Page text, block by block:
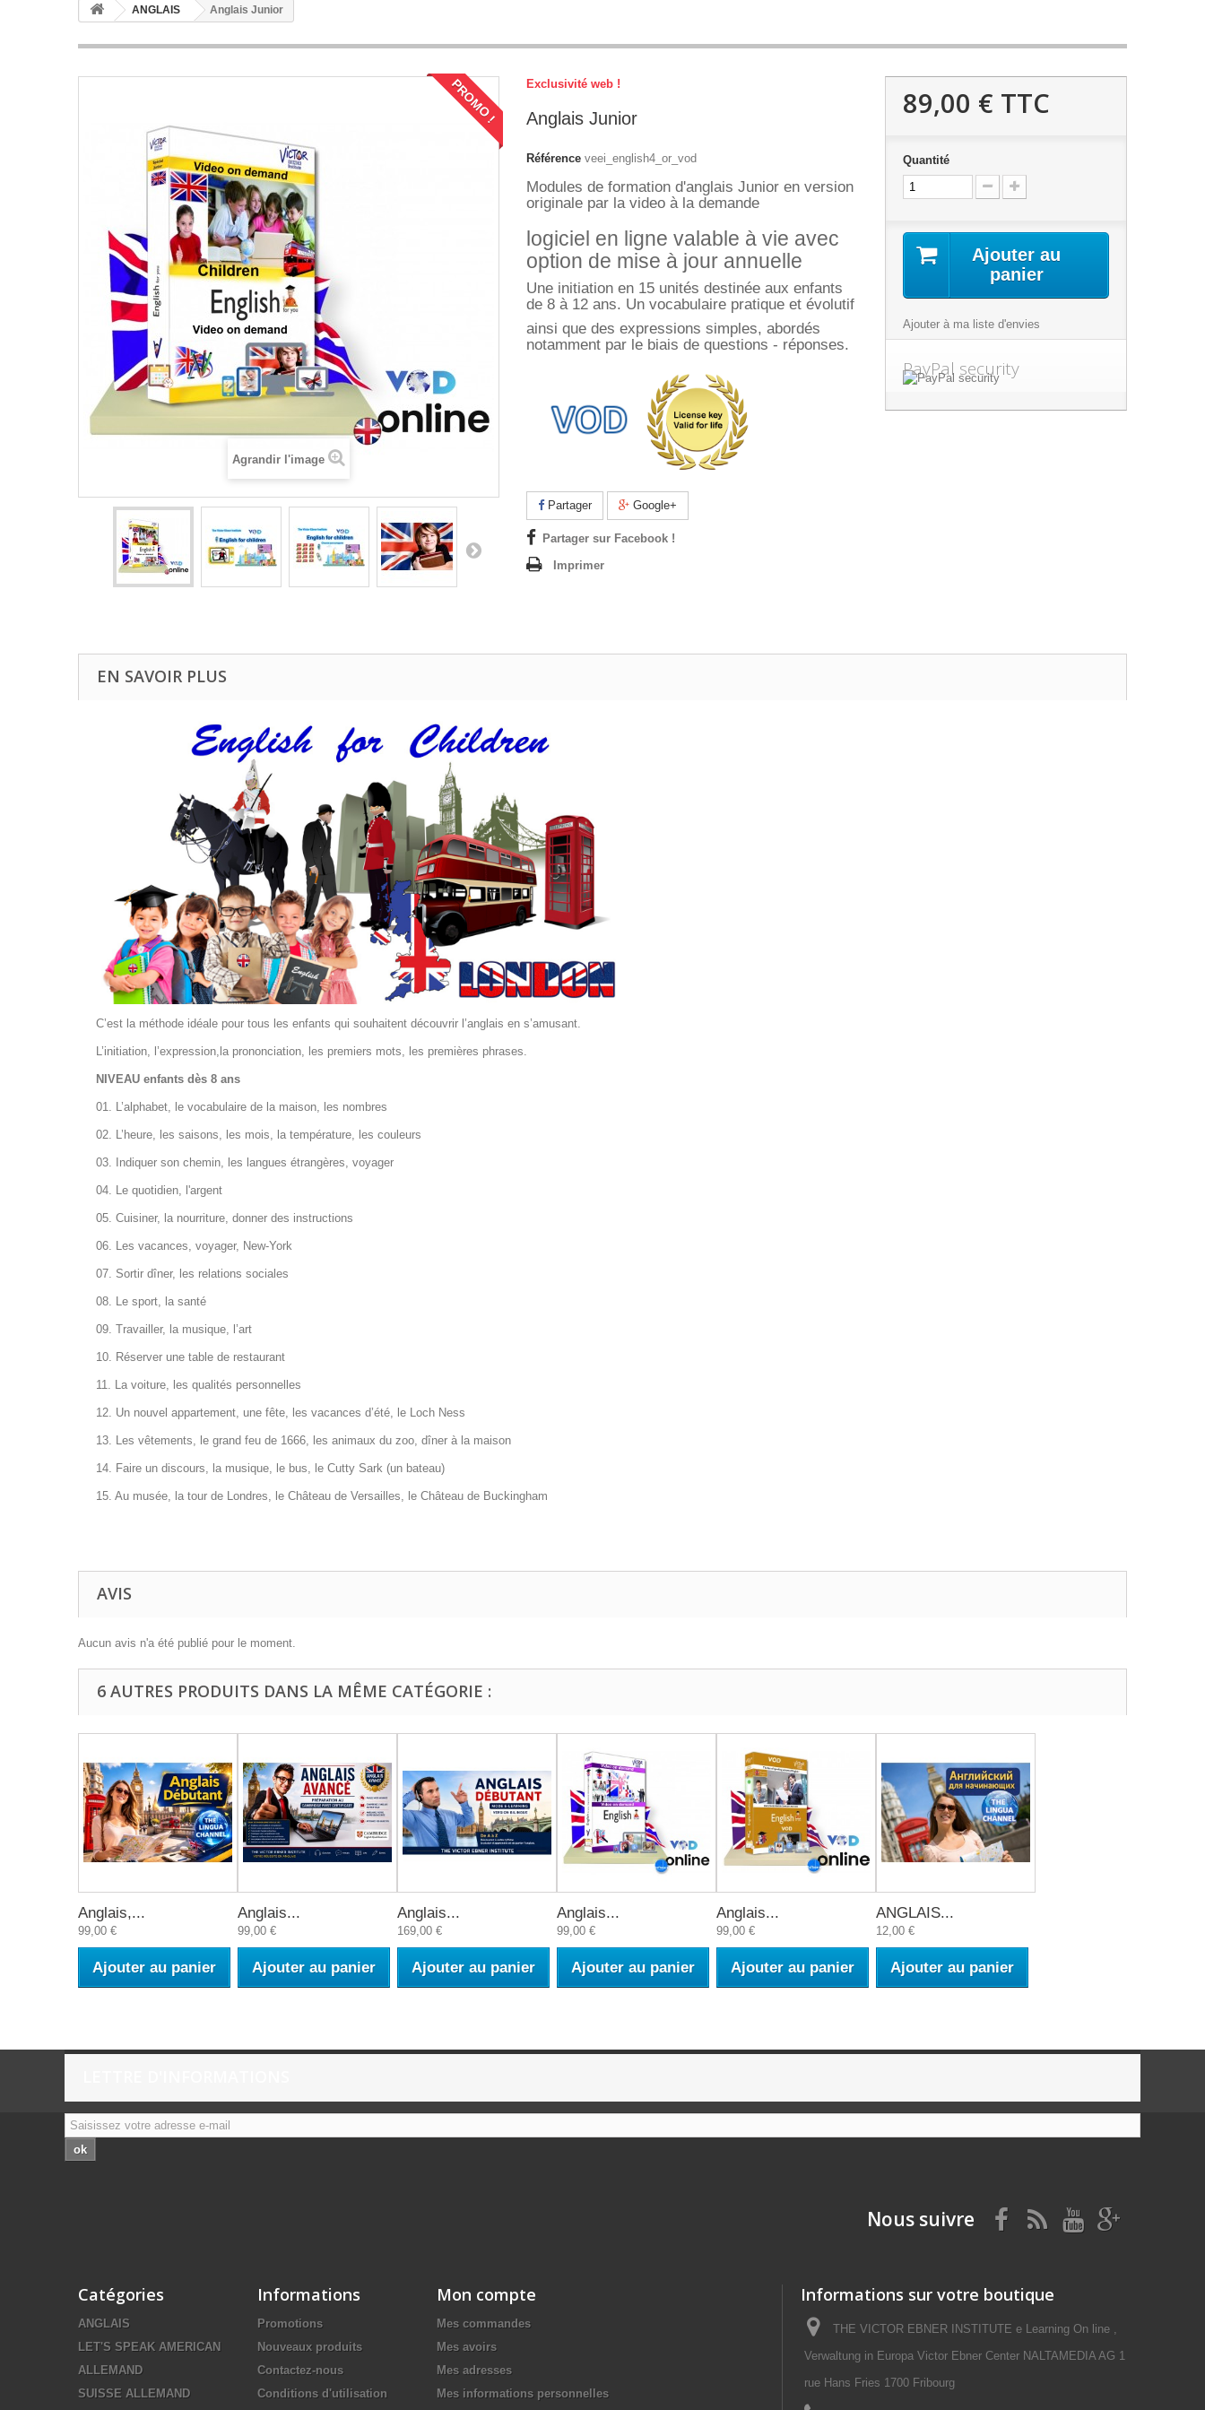
ANGLAIS Anglais Junior
PROMO !
Agrandir l'image
Exclusivité web !
Anglais Junior
Référence veei_english4_or_vod
Modules de formation d'anglais Junior en version
originale par la video à la demande
logiciel en ligne valable à vie avec
option de mise à jour annuelle
Une initiation en 15 unités destinée aux enfants
de 8 à 12 ans. Un vocabulaire pratique et évolutif
ainsi que des expressions simples, abordés
notamment par le biais de questions - réponses.
Partager Google+
Partager sur Facebook !
Imprimer
89,00 € TTC
Quantité
Ajouter au
panier
Ajouter à ma liste d'envies
PayPal security
EN SAVOIR PLUS
C’est la méthode idéale pour tous les enfants qui souhaitent découvrir l’anglais en s’amusant.
L’initiation, l’expression,la prononciation, les premiers mots, les premières phrases.
NIVEAU enfants dès 8 ans
01. L’alphabet, le vocabulaire de la maison, les nombres
02. L’heure, les saisons, les mois, la température, les couleurs
03. Indiquer son chemin, les langues étrangères, voyager
04. Le quotidien, l'argent
05. Cuisiner, la nourriture, donner des instructions
06. Les vacances, voyager, New-York
07. Sortir dîner, les relations sociales
08. Le sport, la santé
09. Travailler, la musique, l’art
10. Réserver une table de restaurant
11. La voiture, les qualités personnelles
12. Un nouvel appartement, une fête, les vacances d’été, le Loch Ness
13. Les vêtements, le grand feu de 1666, les animaux du zoo, dîner à la maison
14. Faire un discours, la musique, le bus, le Cutty Sark (un bateau)
15. Au musée, la tour de Londres, le Château de Versailles, le Château de Buckingham
AVIS
Aucun avis n'a été publié pour le moment.
6 AUTRES PRODUITS DANS LA MÊME CATÉGORIE :
Anglais,...
99,00 €
Ajouter au panier
Anglais...
99,00 €
Ajouter au panier
Anglais...
169,00 €
Ajouter au panier
Anglais...
99,00 €
Ajouter au panier
Anglais...
99,00 €
Ajouter au panier
ANGLAIS...
12,00 €
Ajouter au panier
ok
Nous suivre
Catégories
ANGLAIS
LET'S SPEAK AMERICAN
ALLEMAND
SUISSE ALLEMAND
Informations
Promotions
Nouveaux produits
Contactez-nous
Conditions d'utilisation
Mon compte
Mes commandes
Mes avoirs
Mes adresses
Mes informations personnelles
Informations sur votre boutique
THE VICTOR EBNER INSTITUTE e Learning On line ,
Verwaltung in Europa Victor Ebner Center NALTAMEDIA AG 1
rue Hans Fries 1700 Fribourg